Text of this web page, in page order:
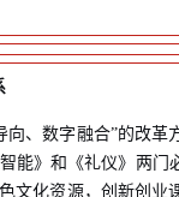
、数字融合”的改
能》和《礼仪》两
文化资源，创新创